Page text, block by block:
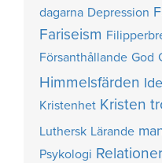
dagarna Depression
Fariseism
Försanthållande God
Himmelsfärden
Kristenhet Kristen
Luthersk Lärande
Psykologi Relationer